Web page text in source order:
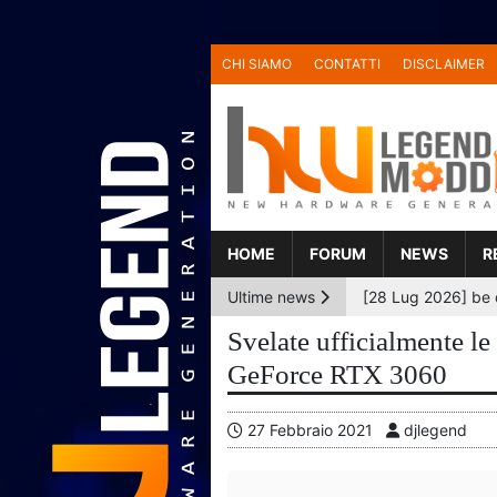
CHI SIAMO CONTATTI DISCLAIMER
HOME FORUM NEWS
Ultime news
Svelate ufficialmente
GeForce RTX 3060
27 Febbraio 2021 djlegend